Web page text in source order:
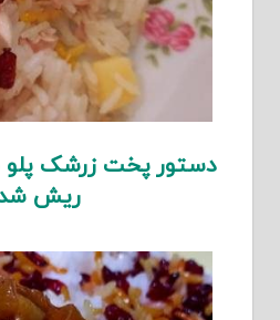
دستور پخت زرشک پلو
ریش